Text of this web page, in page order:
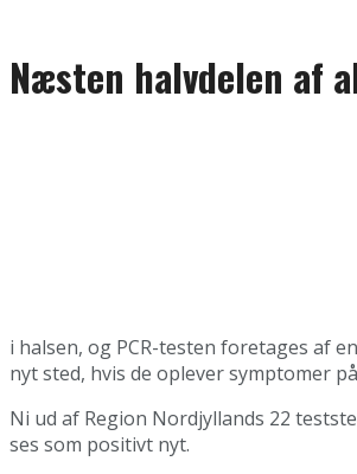
Næsten halvdelen af
i halsen, og PCR-testen foretages af
nyt sted, hvis de oplever symptomer
Ni ud af Region Nordjyllands 22
ses som positivt nyt.